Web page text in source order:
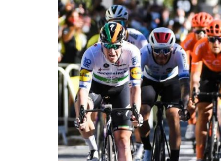
en la historia grande
Nicolás Otamendi
de Vélez a la pasión
Boca ganó con lo justo
diferencia y un juego
El Nacional de Clubes
Simonet
Lista de la selección
2026